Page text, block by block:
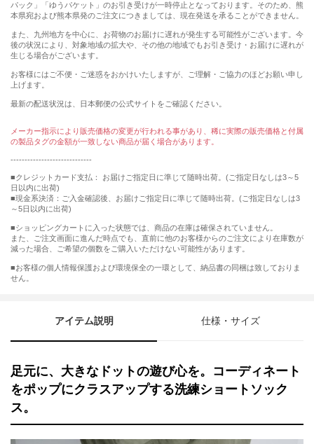
パック」「ゆうパケット」のお引き受けが一時停止となっております。そのため、熊
本県宛および熊本県発のご注文につきましては、現在発送を承ることができません。
また、九州地方を中心に、お荷物のお届けに遅れが発生する可能性がございます。今
後の状況により、対象地域の拡大や、その他の地域でもお引き受け・お届けに遅れが
生じる場合がございます。
お客様にはご不便・ご迷惑をおかけいたしますが、ご理解・ご協力のほどお願い申し
上げます。
最新の配送状況は、日本郵便の公式サイトをご確認ください。
メーカー指示により販売価格の変更が行われる事があり、稀に実際の販売価格と付属
の製品タグの金額が一致しない商品が届く場合があります。
-----------------------------
■クレジットカード支払： お届けご指定日に準じて随時出荷。(ご指定日なしは3～5
日以内に出荷)
■現金系決済：ご入金確認後、お届けご指定日に準じて随時出荷。(ご指定日なしは3
～5日以内に出荷)
■ショッピングカートに入った状態では、商品の在庫は確保されていません。
また、ご注文画面に進んだ時点でも、直前に他のお客様からのご注文により在庫数が
減った場合、ご希望の個数をご購入いただけない可能性があります。
■お客様の個人情報保護および環境保全の一環として、納品書の同梱は致しておりま
せん。
アイテム説明 仕様・サイズ
足元に、大きなドットの遊び心を。コーディネート
をポップにクラスアップする洗練ショートソック
ス。